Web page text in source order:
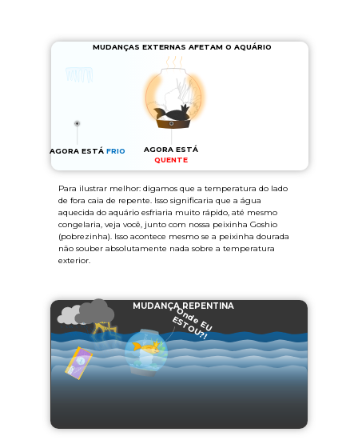
Para ilustrar melhor: digamos que a temperatura do lado
de fora caia de repente. Isso significaria que a água
aquecida do aquário esfriaria muito rápido, até mesmo
congelaria, veja você, junto com nossa peixinha Goshio
(pobrezinha). Isso acontece mesmo se a peixinha dourada
não souber absolutamente nada sobre a temperatura
exterior.
MUDANÇAS EXTERNAS AFETAM O AQUÁRIO
AGORA ESTÁ FRIO
AGORA ESTÁ
QUENTE
MUDANÇA REPENTINA
Onde EU
ESTOU?!